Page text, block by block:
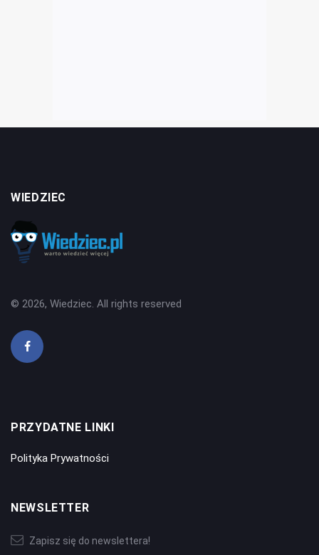
WIEDZIEC
© 2026, Wiedziec. All rights reserved
PRZYDATNE LINKI
Polityka Prywatności
NEWSLETTER
Zapisz się do newslettera!